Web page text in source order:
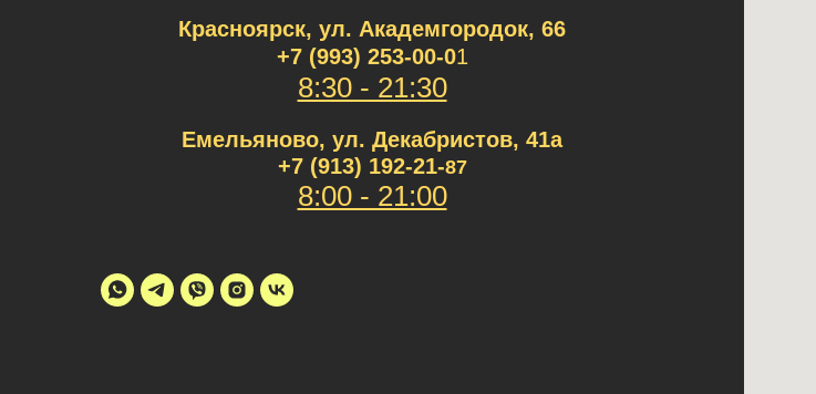
Красноярск, ул. Академгородок, 66
+7 (993) 253-00-01
8:30 - 21:30
Емельяново, ул. Декабристов, 41а
+7 (913) 192-21-87
8:00 - 21:00